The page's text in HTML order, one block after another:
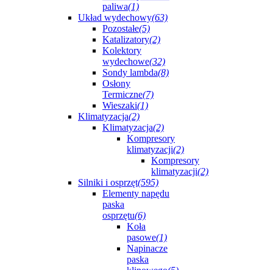
paliwa(1)
Układ wydechowy(63)
Pozostałe(5)
Katalizatory(2)
Kolektory
wydechowe(32)
Sondy lambda(8)
Osłony
Termiczne(7)
Wieszaki(1)
Klimatyzacja(2)
Klimatyzacja(2)
Kompresory
klimatyzacji(2)
Kompresory
klimatyzacji(2)
Silniki i osprzęt(595)
Elementy napędu
paska
osprzętu(6)
Koła
pasowe(1)
Napinacze
paska